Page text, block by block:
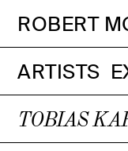
ROBERT
ARTISTS
TOBIAS